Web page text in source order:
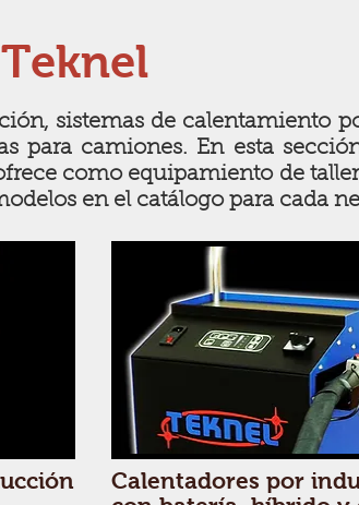
sistemas de calentamiento
para camiones. En esta
como equipamiento de
en el catálogo para cada
Calentadores por